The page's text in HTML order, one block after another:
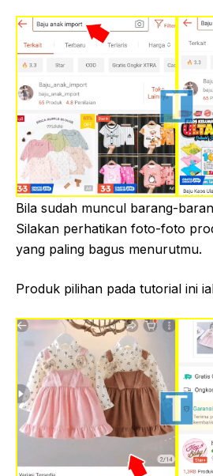
Bila sudah muncul barang-
Silakan perhatikan foto-foto
yang paling bagus menurutmu.
Produk pilihan pada tutorial ini